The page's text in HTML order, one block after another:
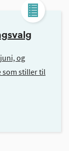
og
som stiller til